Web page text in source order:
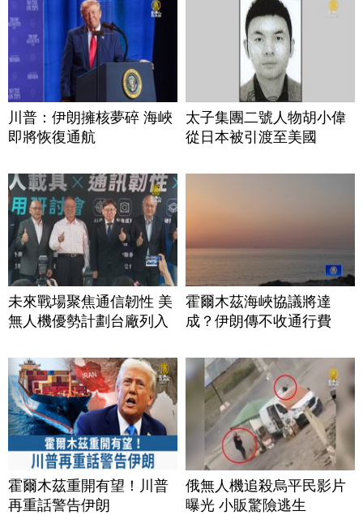
川普：伊朗擁核夢碎 海峽
即將恢復通航
太子集團二號人物胡小偉
從日本被引渡至美國
未來戰場聚焦通信韌性 美
無人機優勢計劃台廠列入
霍爾木茲海峽協議將達
成？伊朗傳不收通行費
霍爾木茲重開有望！川普
再重話警告伊朗
俄無人機追殺烏平民影片
曝光 小販驚險逃生